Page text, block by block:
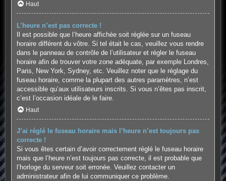
Haut
L’heure n’est pas correcte !
Il est possible que l’heure affichée soit réglée sur un fuseau
horaire différent du vôtre. Si tel était le cas, veuillez vous rendre
dans le panneau de contrôle de l’utilisateur et régler le fuseau
horaire afin de trouver votre zone adéquate, par exemple Londres,
Paris, New York, Sydney, etc. Veuillez noter que le réglage du
fuseau horaire, comme la plupart des autres paramètres, n’est
accessible qu’aux utilisateurs inscrits. Si vous n’êtes pas inscrit,
c’est l’occasion idéale de le faire.
Haut
J’ai réglé le fuseau horaire mais l’heure n’est toujours pas
correcte !
Si vous êtes certain d’avoir correctement réglé le fuseau horaire
mais que l’heure n’est toujours pas correcte, il est probable que
l’horloge du serveur soit erronée. Veuillez contacter un
administrateur afin de lui communiquer ce problème.